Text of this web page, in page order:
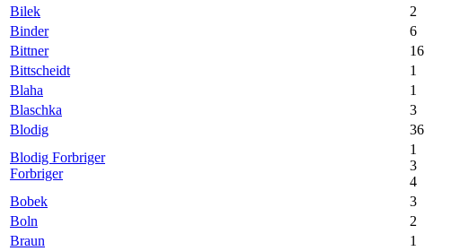
Bilek
2
Binder
6
Bittner
16
Bittscheidt
1
Blaha
1
Blaschka
3
Blodig
36
Blodig Forbriger
Forbriger
1
3
4
Bobek
3
Boln
2
Braun
1